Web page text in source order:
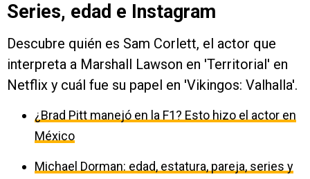
Series, edad e Instagram
Descubre quién es Sam Corlett, el actor que
interpreta a Marshall Lawson en 'Territorial' en
Netflix y cuál fue su papel en 'Vikingos: Valhalla'.
¿Brad Pitt manejó en la F1? Esto hizo el actor en
México
Michael Dorman: edad, estatura, pareja, series y